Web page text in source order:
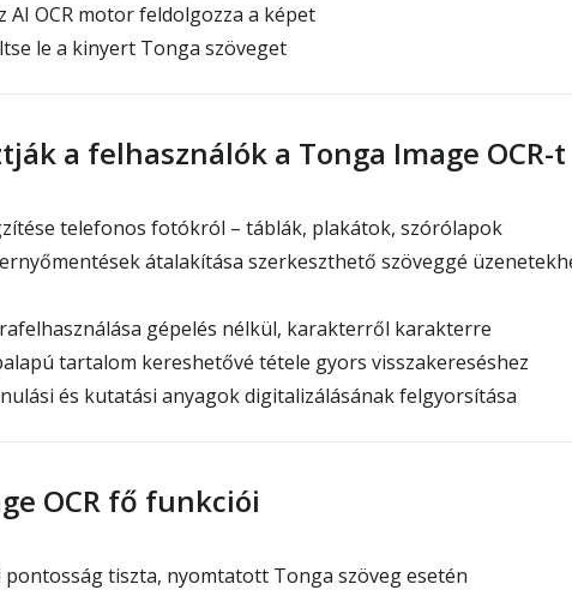
AI OCR motor feldolgozza a képet
le a kinyert Tonga szöveget
a felhasználók a Tonga Image OCR-t
telefonos fotókról – táblák, plakátok, szórólapok
átalakítása szerkeszthető szöveggé
gépelés nélkül, karakterről karakterre
tartalom kereshetővé tétele gyors visszakereséshez
és kutatási anyagok digitalizálásának felgyorsítása
OCR fő funkciói
pontosság tiszta, nyomtatott Tonga szöveg esetén